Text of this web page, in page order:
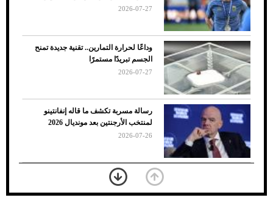
7 نصائح لاختيار لون البنطلون المناسب للقميص
الأسود
2026-07-27
وداعًا لحرارة التمارين.. تقنية جديدة تمنح
الجسم تبريدًا مستمرًا
2026-07-27
رسالة مسربة تكشف ما قاله إنفانتينو
لمنتخب الأرجنتين بعد مونديال 2026
2026-07-26
«الجوازات» تكشف طريقة استخراج رقم
الحدود للزائر عبر أبشر